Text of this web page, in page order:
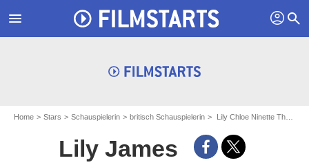
menu profil search
Home Stars Schauspielerin britisch Schauspielerin Lily Chloe Ninette Thomson - aka : Lily James
Lily James